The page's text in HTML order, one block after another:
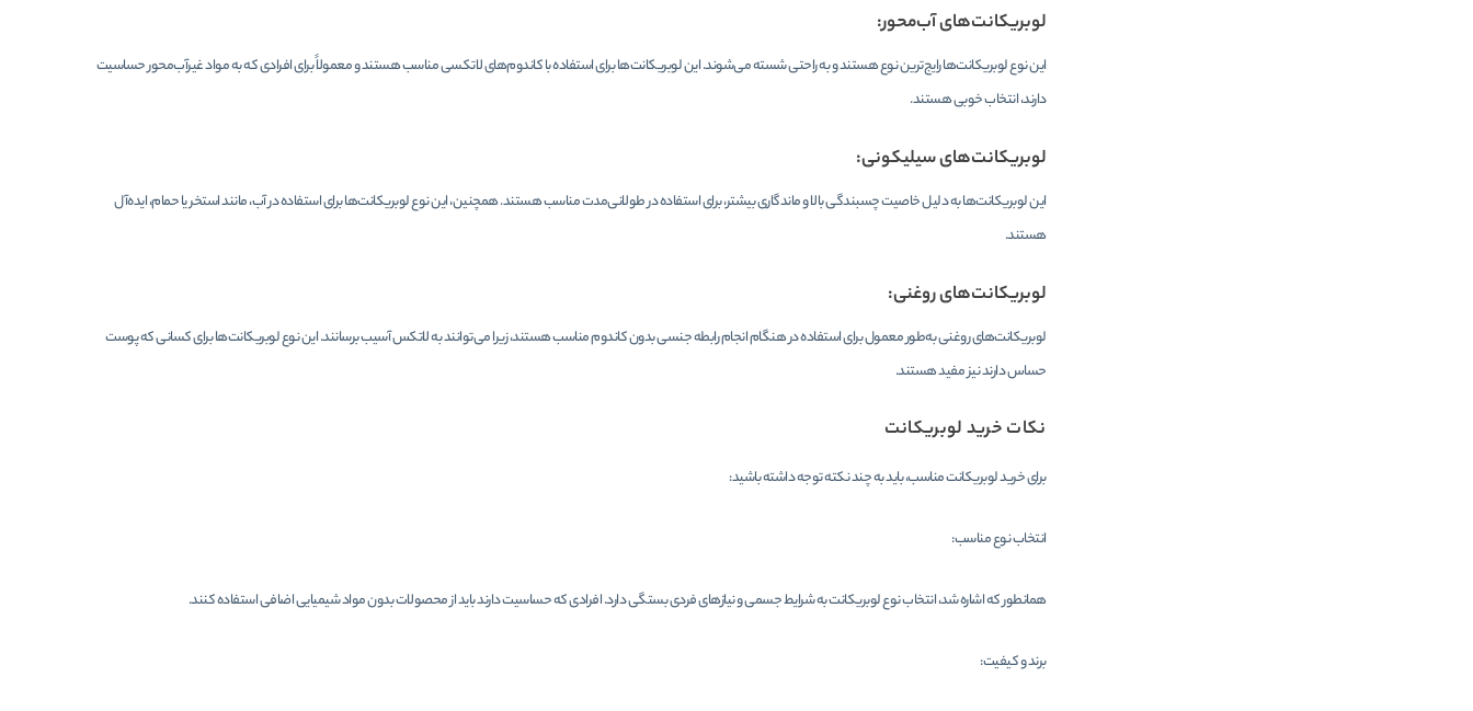
لوبریکانت‌های آب‌محور:
این نوع لوبریکانت‌ها رایج‌ترین نوع هستند و به راحتی شسته می‌شوند. این لوبریکانت‌ها برای استفاده با کاندوم‌های لاتکسی مناسب هستند و معمولاً برای افرادی که به مواد غیرآب‌محور حساسیت
دارند، انتخاب خوبی هستند.
لوبریکانت‌های سیلیکونی:
این لوبریکانت‌ها به دلیل خاصیت چسبندگی بالا و ماندگاری بیشتر، برای استفاده در طولانی‌مدت مناسب هستند. همچنین، این نوع لوبریکانت‌ها برای استفاده در آب، مانند استخر یا حمام، ایده‌آل
هستند.
لوبریکانت‌های روغنی:
لوبریکانت‌های روغنی به‌طور معمول برای استفاده در هنگام انجام رابطه جنسی بدون کاندوم مناسب هستند، زیرا می‌توانند به لاتکس آسیب برسانند. این نوع لوبریکانت‌ها برای کسانی که پوست
حساس دارند نیز مفید هستند.
نکات خرید لوبریکانت
برای خرید لوبریکانت مناسب، باید به چند نکته توجه داشته باشید:
انتخاب نوع مناسب:
همانطور که اشاره شد، انتخاب نوع لوبریکانت به شرایط جسمی و نیازهای فردی بستگی دارد. افرادی که حساسیت دارند باید از محصولات بدون مواد شیمیایی اضافی استفاده کنند.
برند و کیفیت: